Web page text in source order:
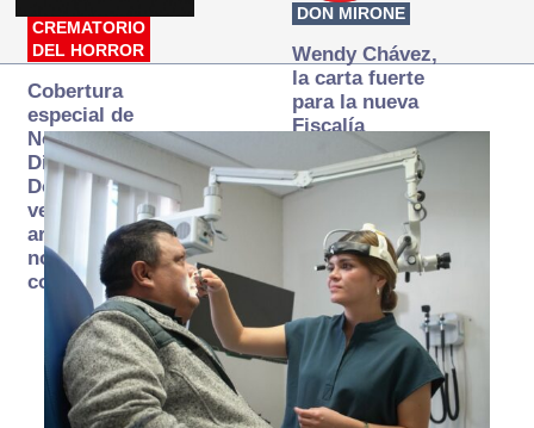
hacemos periodismo
CREMATORIO
DEL HORROR
Cobertura
especial de
Norte
Digital:
Donde la
verdad
arde… pero
no se
consume
DON MIRONE
Wendy Chávez,
la carta fuerte
para la nueva
Fiscalía
autónoma